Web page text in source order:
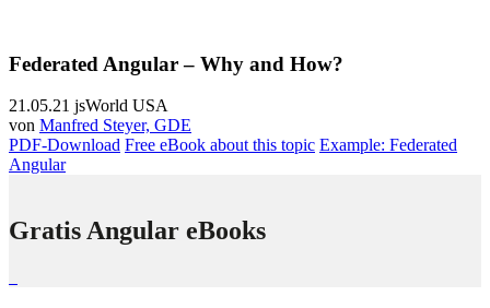
Federated Angular – Why and How?
21.05.21 jsWorld USA
von Manfred Steyer, GDE
PDF-Download Free eBook about this topic Example: Federated
Angular
Gratis Angular eBooks